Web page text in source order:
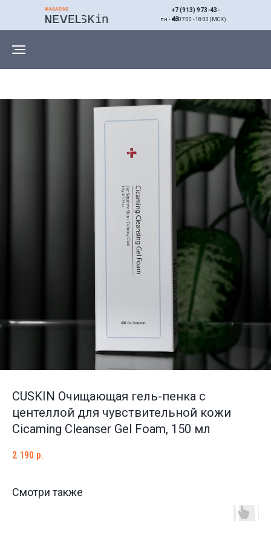
+7 (913) 973-43-
43
пн - вс 07:00 - 18:00 (МСК)
CUSKIN Очищающая гель-пенка с
центеллой для чувствительной кожи
Cicaming Cleanser Gel Foam, 150 мл
2 190 р.
Смотри также